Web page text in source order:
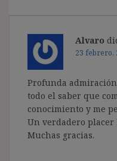
Alvaro
23 febrero,
Profunda
todo el saber que
conocimiento y me
Un verdadero
Muchas gracias.